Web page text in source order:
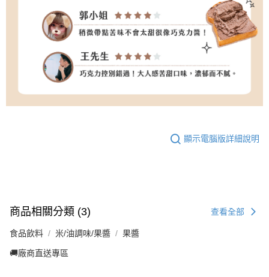
顯示電腦版詳細說明
商品相關分類 (3) 查看全部
食品飲料 米/油調味/果醬 果醬
🚚廠商直送專區